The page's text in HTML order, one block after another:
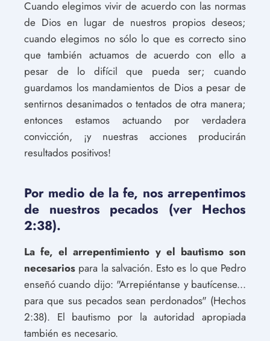
Cuando elegimos vivir de acuerdo con las normas
de Dios en lugar de nuestros propios deseos;
cuando elegimos no sólo lo que es correcto sino
que también actuamos de acuerdo con ello a
pesar de lo difícil que pueda ser; cuando
guardamos los mandamientos de Dios a pesar de
sentirnos desanimados o tentados de otra manera;
entonces estamos actuando por verdadera
convicción, ¡y nuestras acciones producirán
resultados positivos!
Por medio de la fe, nos arrepentimos
de nuestros pecados (ver Hechos
2:38).
La fe, el arrepentimiento y el bautismo son
necesarios para la salvación. Esto es lo que Pedro
enseñó cuando dijo: "Arrepiéntanse y bautícense...
para que sus pecados sean perdonados" (Hechos
2:38). El bautismo por la autoridad apropiada
también es necesario.